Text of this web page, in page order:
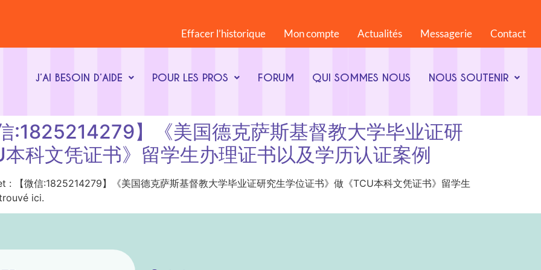
Effacer l’historique Mon compte Actualités Messagerie Contact
J’AI BESOIN D’AIDE POUR LES PROS FORUM QUI SOMMES NOUS NOUS SOUTENIR
】《美国德克萨斯基督教大学毕业证研
科文凭证书》留学生办理证书以及学历认证案例
【微信:1825214279】《美国德克萨斯基督教大学毕业证研究生学位证书》做《TCU本科文凭证书》留学生
ici.